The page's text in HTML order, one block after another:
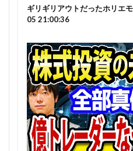
ギリギリアウトだったホリエ
05 21:00:36